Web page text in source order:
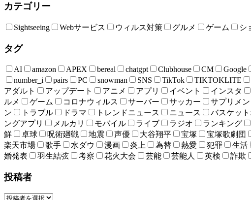
カテゴリー
Sightseeing Webサービス ウィルス対策 グルメ ゲーム シ
タグ
AI amazon APEX bereal chatgpt Clubhouse CM Google
number_i
pairs PC snowman SNS TikTok TIKTOKLITE
アダルト
アップデート アニメ アプリ イベント インスタ
ルメ
ゲーム コロナウィルス サーバー サッカー サプリメン
ン
トラブル ドラマ トレンドニュース ニュース バスケッ
ングアプリ
メルカリ モバイル ライブ ラジオ ランキング
鮮
卓球 呪術廻戦 地震 声優 大谷翔平 宝塚 宝塚歌劇団
楽天市場
歌手 水ダウ 漫画 炎上 為替 熱愛 犯罪 生活
婚発表
羽生結弦 考察 花火大会 芸能 芸能人 英検 詐欺
投稿者